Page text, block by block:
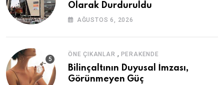
Olarak Durduruldu
AĞUSTOS 6, 2026
ÖNE ÇIKANLAR , PERAKENDE
Bilinçaltının Duyusal İmzası,
Görünmeyen Güç